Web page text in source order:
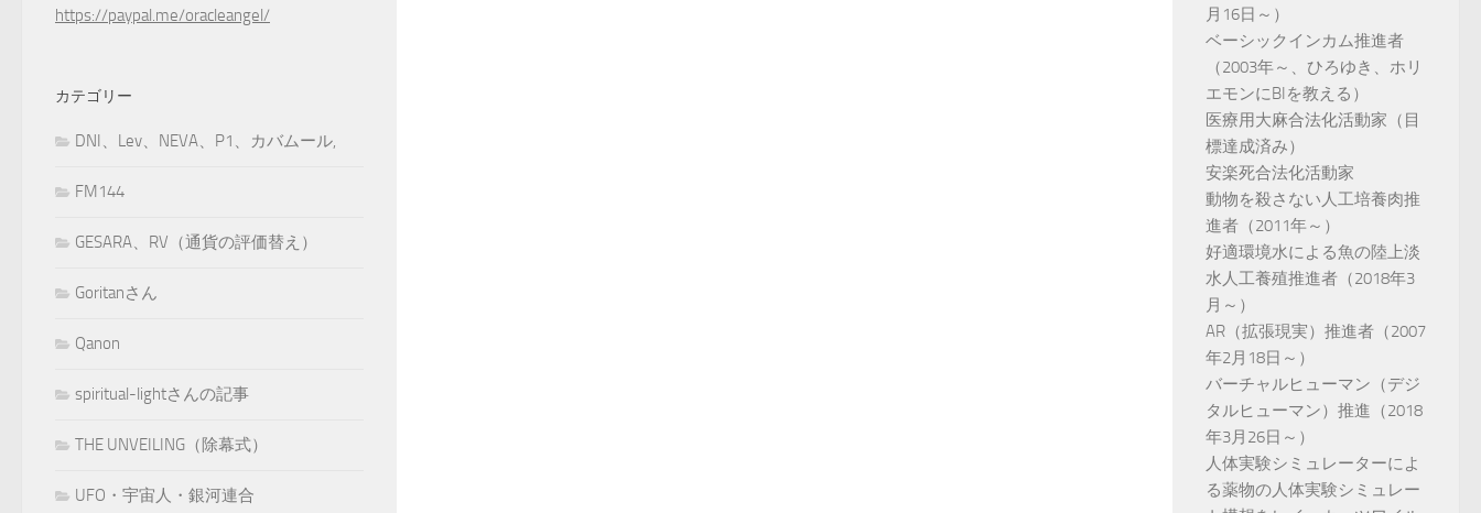
https://paypal.me/oracleangel/
カテゴリー
DNI、Lev、NEVA、P1、カバムール,
FM144
GESARA、RV（通貨の評価替え）
Goritanさん
Qanon
spiritual-lightさんの記事
THE UNVEILING（除幕式）
UFO・宇宙人・銀河連合
月16日～）
ベーシックインカム推進者
（2003年～、ひろゆき、ホリ
エモンにBIを教える）
医療用大麻合法化活動家（目
標達成済み）
安楽死合法化活動家
動物を殺さない人工培養肉推
進者（2011年～）
好適環境水による魚の陸上淡
水人工養殖推進者（2018年3
月～）
AR（拡張現実）推進者（2007
年2月18日～）
バーチャルヒューマン（デジ
タルヒューマン）推進（2018
年3月26日～）
人体実験シミュレーターによ
る薬物の人体実験シミュレー